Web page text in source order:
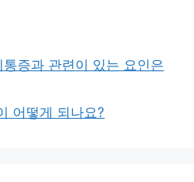
증과 관련이 있는 요인은
어떻게 되나요?